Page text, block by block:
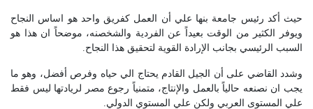
حيث أكد رئيس جامعة بنها علي أن العمل كفريق واحد هو اساس النجاح
ويوفر الكثير من الوقت بعيداً عن الفردية والشخصنه، موضحاً ان هذا هو
السبب الرئيسي بجانب الإرادة القوية لتحقيق هذا النجاح.
وشدد القاضي على أن الجيل القادم يحتاج الي حياه وفرص أفضل، وهو ما
يجب ان نصنعه حالياً بالعمل والإنتاج، متمنياً رجوع مصر لريادتها ليس فقط
علي المستوى العربي ولكن علي المستوي الدولي.